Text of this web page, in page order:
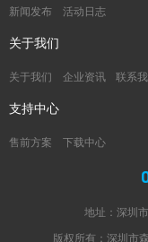
新闻发布 活动日志
关于我们
关于我们 企业资讯 联系
支持中心
售前方案 下载中心
地址：深圳
版权所有：深圳市